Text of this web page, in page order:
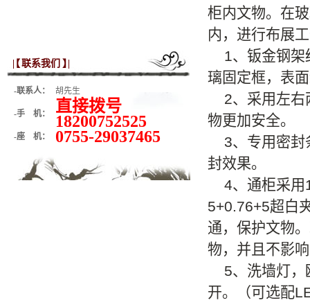
联系我们 】|
-联系人： 胡先生
-手 机：
直接拨号
18200752525
-座 机： 0755-29037465
柜内文物。在
内，进行布展
1、钣金钢架
璃固定框，表
2、采用左右
物更加安全。
3、专用密封
封效果。
4、通柜采用
5+0.76+5超白
通，保护文物
物，并且不影
5、洗墙灯，
开。（可选配